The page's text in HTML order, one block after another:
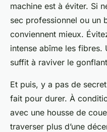
machine est à éviter. Si
sec professionnel ou un
conviennent mieux.
intense abîme les fibres.
suffit à raviver le
Et puis, y a pas de
fait pour durer. À
avec une housse de
traverser plus d’une